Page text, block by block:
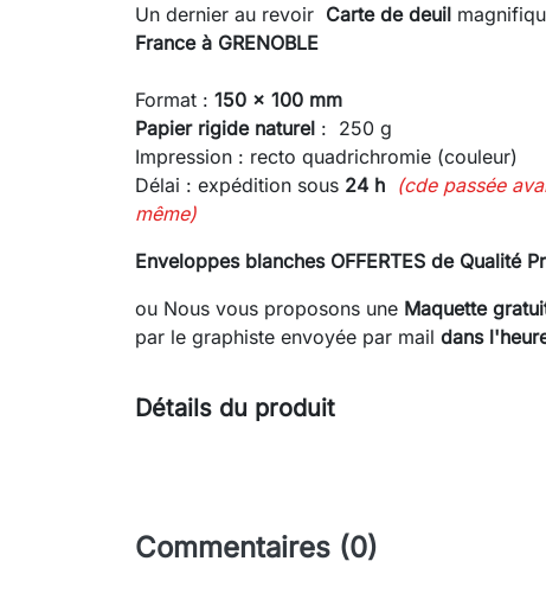
Un dernier au revoir Carte de deuil
France à GRENOBLE
Format : 150 x 100 mm
Papier rigide naturel : 250 g
Impression : recto quadrichromie (couleur)
Délai : expédition sous 24 h (cde passée
même)
Enveloppes blanches OFFERTES de Qualité
ou Nous vous proposons une Maquette
par le graphiste envoyée par mail dans
Détails du produit
Commentaires (0)